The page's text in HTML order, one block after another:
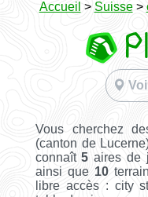
Accueil > Suisse>
Vous cherchez
(canton de
connaît5 aires de
ainsi que 10
libre accès : city